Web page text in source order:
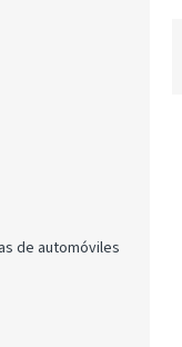
de automóviles